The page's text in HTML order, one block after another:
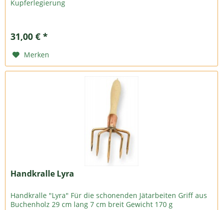
Kupferlegierung
31,00 € *
Merken
Handkralle Lyra
Handkralle "Lyra" Für die schonenden Jätarbeiten Griff aus
Buchenholz 29 cm lang 7 cm breit Gewicht 170 g